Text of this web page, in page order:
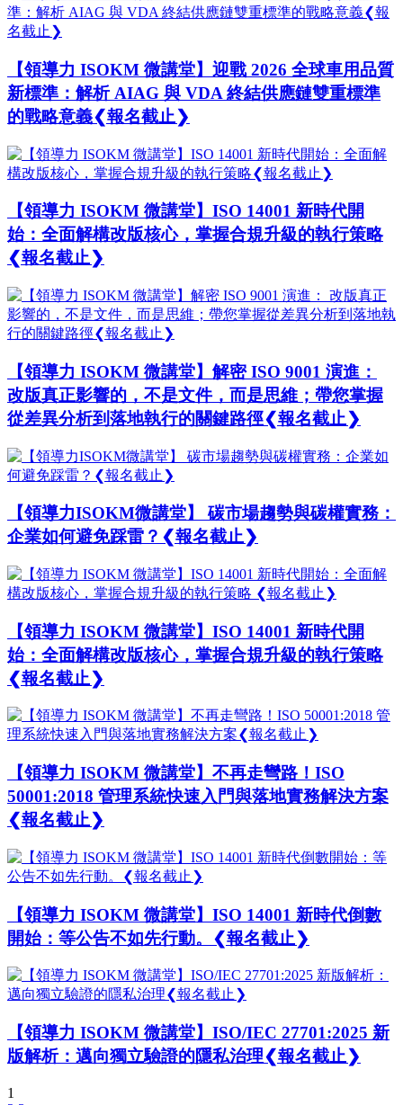
【領導力 ISOKM 微講堂】迎戰 2026 全球車用品質
新標準：解析 AIAG 與 VDA 終結供應鏈雙重標準
的戰略意義❮報名截止❯
【領導力 ISOKM 微講堂】ISO 14001 新時代開
始：全面解構改版核心，掌握合規升級的執行策略
❮報名截止❯
【領導力 ISOKM 微講堂】解密 ISO 9001 演進：
改版真正影響的，不是文件，而是思維；帶您掌握
從差異分析到落地執行的關鍵路徑❮報名截止❯
【領導力ISOKM微講堂】 碳市場趨勢與碳權實務：
企業如何避免踩雷？❮報名截止❯
【領導力 ISOKM 微講堂】ISO 14001 新時代開
始：全面解構改版核心，掌握合規升級的執行策略
❮報名截止❯
【領導力 ISOKM 微講堂】不再走彎路！ISO
50001:2018 管理系統快速入門與落地實務解決方案
❮報名截止❯
【領導力 ISOKM 微講堂】ISO 14001 新時代倒數
開始：等公告不如先行動。❮報名截止❯
【領導力 ISOKM 微講堂】ISO/IEC 27701:2025 新
版解析：邁向獨立驗證的隱私治理❮報名截止❯
1